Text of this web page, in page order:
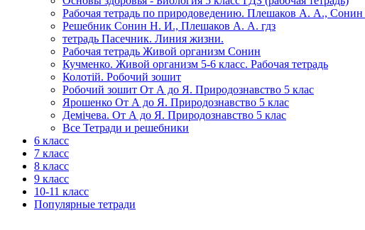
Рабочая тетрадь по природоведению. Плешаков А. А.,
Решебник Сонин Н. И., Плешаков А. А. гдз
тетрадь Пасечник. Линия жизни.
Рабочая тетрадь Живой организм Сонин
Кучменко. Живой организм 5-6 класс. Рабочая тетрадь
Колотій. Робочий зошит
Робочий зошит От А до Я. Природознавство 5 клас
Ярошенко От А до Я. Природознавство 5 клас
Демічева. От А до Я. Природознавство 5 клас
Все Тетради и решебники
6 класс
7 класс
8 класс
9 класс
10-11 класс
Популярные тетради